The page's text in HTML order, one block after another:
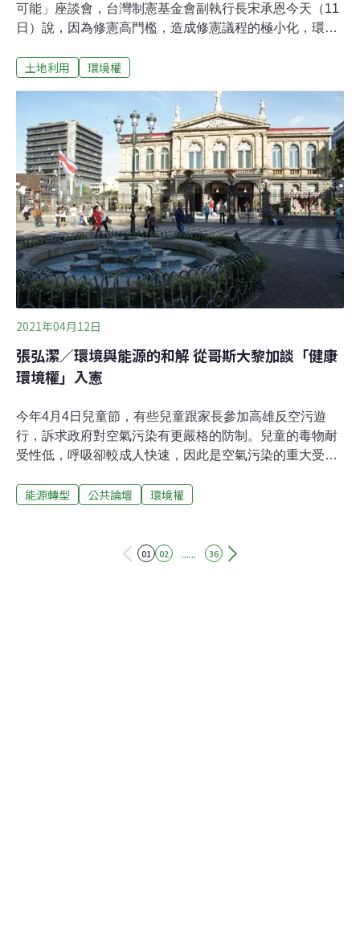
可能」座談會，台灣制憲基金會副執行長宋承恩今天（11
日）說，因為修憲高門檻，造成修憲議程的極小化，環境
考慮其他的替代方案，包括制憲。東吳大學法律學系教授
有觸碰到其他重大議題，顯然經濟效應低落；他認為，修
憲困難點不是近1000萬人的公民複決，而是在立法院產出
多數政黨能認同的新憲版本。立法院現已成立修憲委員
會，民進黨也成立憲改小組，力拚在立法院下會期9月開
議後，將憲政改革主張送交立法院黨團。對此，宋承恩
說，未來幾個月，台灣社會將密集討論修憲議題；不過，
因為修憲高門檻，造成修憲議程的極小化，無法進行大部
分的改革。他說，公民意識形成過程中會談到的環境權、
居住權等進步價值，「現在都不到這裡」，可能只會談最
保守的、例如18歲公民權，其他包括廢考監、修憲
土地利用 環境權
2021年04月12日
張弘潔／環境與能源的和解 從哥斯大黎加談「健康
環境權」入憲
今年4月4日兒童節，有些兒童跟家長參加高雄反空污遊
行，訴求政府對空氣污染有更嚴格的防制。兒童的毒物耐
受性低，呼吸卻較成人快速，因此是空氣污染的重大受害
不同的健康風險，燃煤所造成的直接健康危害最大。另
病成本，相較之下，再生能源的外部成本較低。中等收入
能源轉型 公共論壇 環境權
01 02 ...... 36